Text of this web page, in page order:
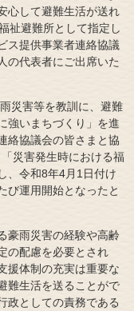
心して避難生活が送れ
祉避難所として指定し
ス提供事業者連絡協議
の代表者にご出席いた
災害等を教訓に、避難
強いまちづくり」を進
絡協議会の皆さまと協
災害発生時における福
、令和8年4月1日付け
び運用開始となったと
豪雨災害の経験や高齢
の配慮を必要とされ
援体制の充実は重要な
難生活を送ることがで
政としての責務である